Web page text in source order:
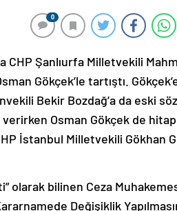
0
CHP Şanlıurfa Milletvekili
Gökçek’le tartıştı.
Bekir Bozdağ’a da eski
verirken Osman Gökçek de
İstanbul Milletvekili Gökhan
olarak bilinen Ceza
Değişiklik